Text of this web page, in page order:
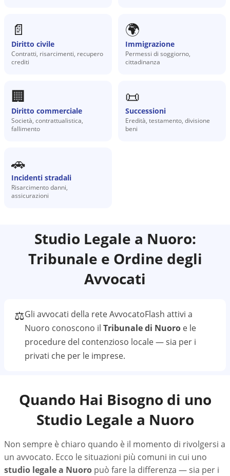
📄
Diritto civile
Contratti, risarcimenti, recupero
crediti
🌍
Immigrazione
Permessi di soggiorno,
cittadinanza
🏢
Diritto commerciale
Società, contrattualistica,
fallimento
📜
Successioni
Eredità, testamento, divisione
beni
🚗
Incidenti stradali
Risarcimento danni,
assicurazioni
Studio Legale a Nuoro:
Tribunale e Ordine degli
Avvocati
⚖️Gli avvocati della rete AvvocatoFlash attivi a
Nuoro conoscono il Tribunale di Nuoro e le
procedure del contenzioso locale — sia per i
privati che per le imprese.
Quando Hai Bisogno di uno
Studio Legale a Nuoro
Non sempre è chiaro quando è il momento di rivolgersi a
un avvocato. Ecco le situazioni più comuni in cui uno
studio legale a Nuoro può fare la differenza — sia per i